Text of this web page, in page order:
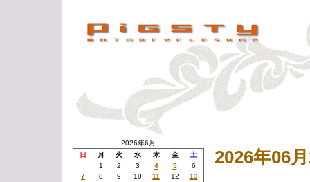
2026年6月
日
月 火 水 木 金
土
1
2 3 4 5
6
7
8 9 10 11 12
13
2026年06